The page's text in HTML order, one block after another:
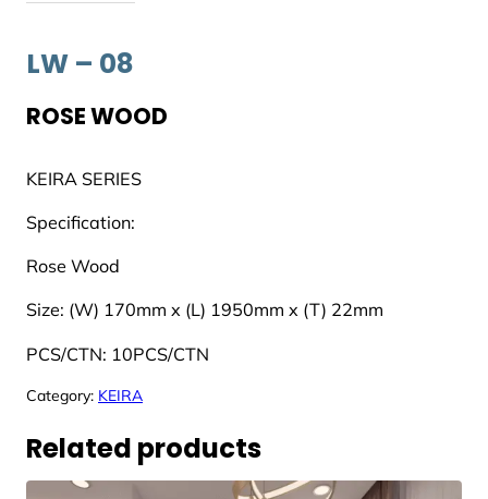
LW – 08
ROSE WOOD
KEIRA SERIES
Specification:
Rose Wood
Size: (W) 170mm x (L) 1950mm x (T) 22mm
PCS/CTN: 10PCS/CTN
Category: KEIRA
Related products